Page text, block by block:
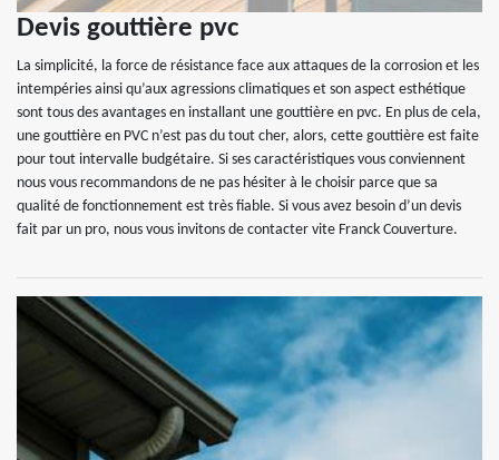
Devis gouttière pvc
La simplicité, la force de résistance face aux attaques de la corrosion et les
intempéries ainsi qu’aux agressions climatiques et son aspect esthétique
sont tous des avantages en installant une gouttière en pvc. En plus de cela,
une gouttière en PVC n’est pas du tout cher, alors, cette gouttière est faite
pour tout intervalle budgétaire. Si ses caractéristiques vous conviennent
nous vous recommandons de ne pas hésiter à le choisir parce que sa
qualité de fonctionnement est très fiable. Si vous avez besoin d’un devis
fait par un pro, nous vous invitons de contacter vite Franck Couverture.